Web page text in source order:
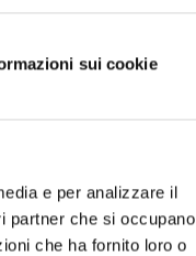
sui cookie
e per analizzare il
partner che si occupano
che ha fornito loro o